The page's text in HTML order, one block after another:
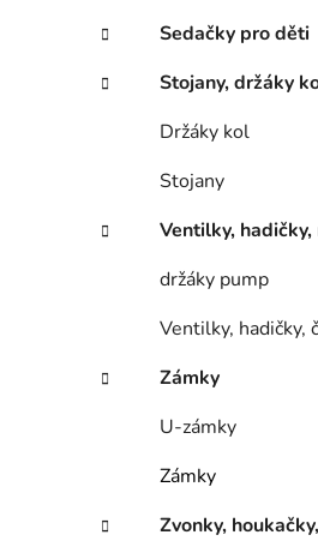
Sedačky pro děti
Stojany, držáky
Držáky kol
Stojany
Ventilky,
držáky pump
Ventilky, hadičky,
Zámky
U-zámky
Zámky
Zvonky,